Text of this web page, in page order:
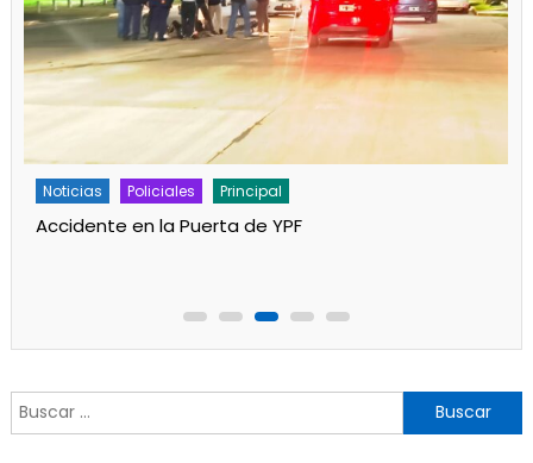
Noticias Policiales Principal
Accidente en la Puerta de YPF
Buscar: